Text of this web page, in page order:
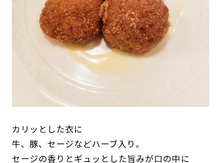
カリッとした衣に
牛、豚、セージなどハーブ入り。
セージの香りとギュッとした旨みが口の中に